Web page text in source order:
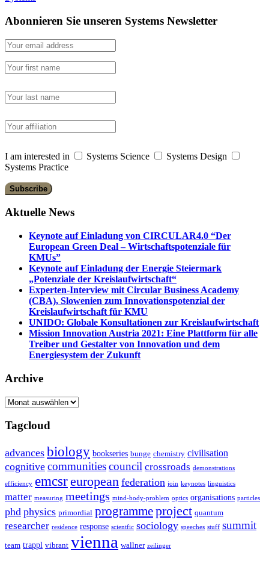
Abonnieren Sie unseren Systems Newsletter
I am interested in Systems Science
Systems Design
Systems Practice
Aktuelle News
Keynote auf Einladung von CIRCULAR4.0 “Der
European Green Deal – Wirtschaftspotenziale für
KMUs”
Keynote auf Einladung der Energie Steiermark
„Potenziale der Kreislaufwirtschaft“
Experten-Interview mit Circular Business Academy
(CBA), Slowenien zum Innovationspotenzial der
Kreislaufwirtschaft für KMU
UNIDO: Globale Konsultationen zur Kreislaufwirtschaft
Mission Innovation Austria 2021: Eine Plattform für alle
Treiber und Gestalter von Innovation und dem
Energiesystem der Zukunft
Archive
Archive
Tagcloud
advances biology bookseries bunge chemistry civilisation
cognitive communitiescouncil crossroads demonstrations
efficiency emcsreuropean federation join keynotes linguistics
matter measuring meetings mind-body-problem optics organisations particles
phd physics primordial programmeproject quantum
researcher residence response scientfic sociology speeches stuff summit
team trappl vibrant vienna wallner zeilinger